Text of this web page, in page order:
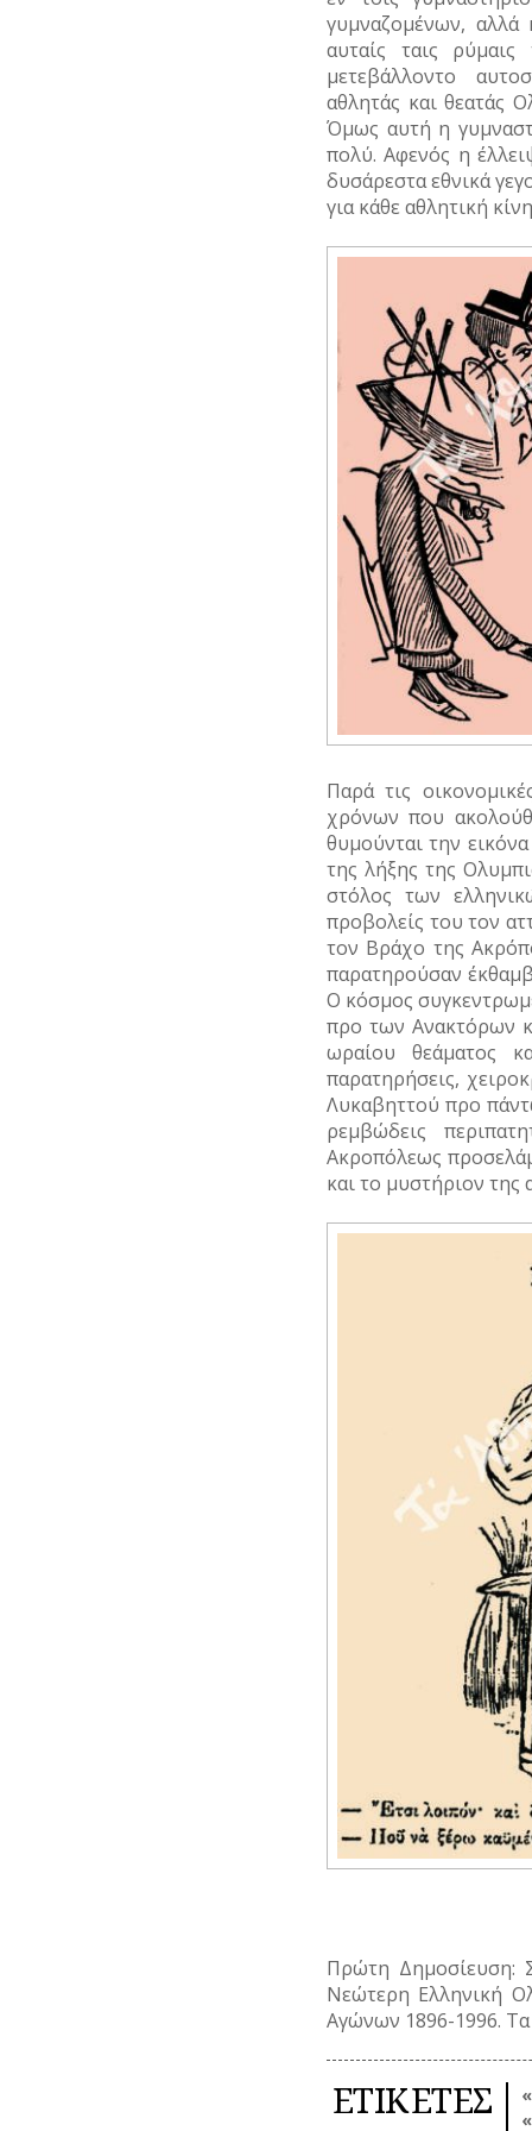
γυμναζομένων, αλλά
αυταίς ταις
μετεβάλλοντο
αθλητάς και θεατάς
Όμως αυτή η
πολύ. Αφενός η
δυσάρεστα εθνικά
για κάθε αθλητική
Παρά τις
χρόνων που
θυμούνται την
της λήξης της
στόλος των
προβολείς του τον
τον Bράχο της
παρατηρούσαν
Ο κόσμος
προ των Ανακτόρων
ωραίου θεάματος
παρατηρήσεις,
Λυκαβηττού προ
ρεμβώδεις
Ακροπόλεως
και το μυστήριον
Πρώτη Δημοσίευση:
Νεώτερη Ελληνική
Αγώνων 1896-1996.
ΕΤΙΚΕΤΕΣ